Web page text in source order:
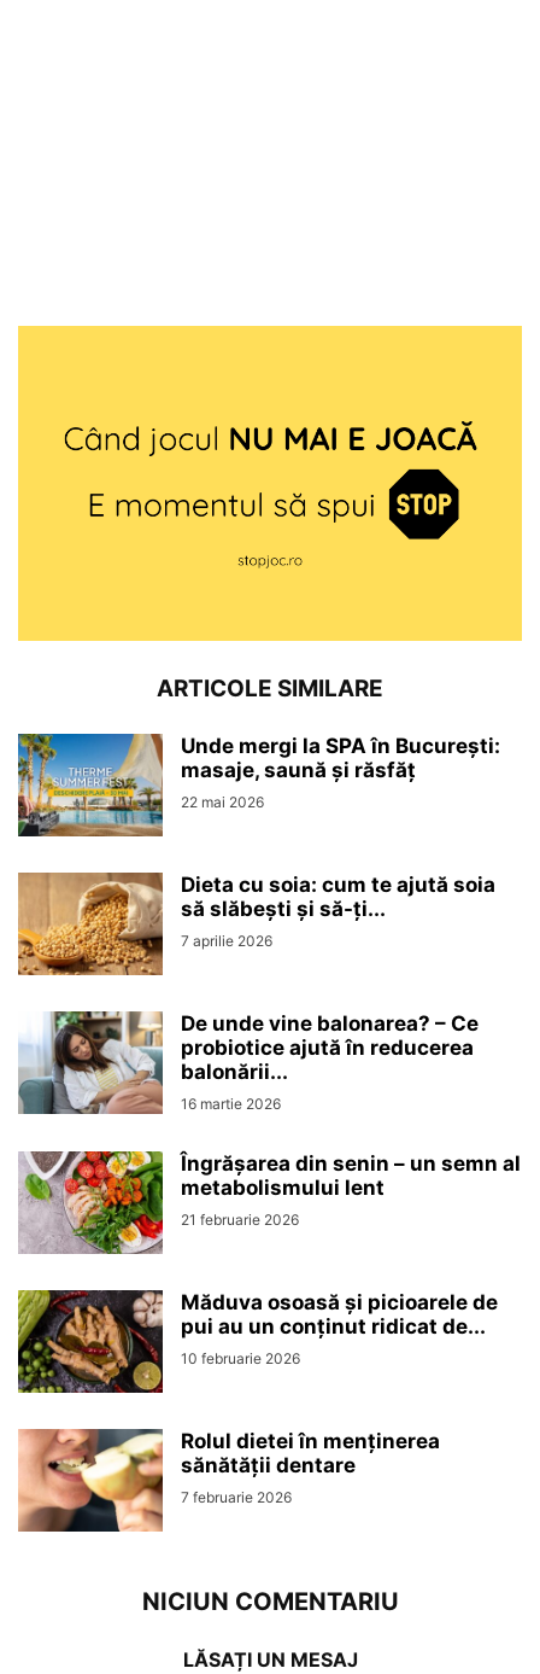
ARTICOLE SIMILARE
Unde mergi la SPA în București:
masaje, saună și răsfăț
22 mai 2026
Dieta cu soia: cum te ajută soia
să slăbești și să-ți...
7 aprilie 2026
De unde vine balonarea? – Ce
probiotice ajută în reducerea
balonării...
16 martie 2026
Îngrășarea din senin – un semn al
metabolismului lent
21 februarie 2026
Măduva osoasă și picioarele de
pui au un conținut ridicat de...
10 februarie 2026
Rolul dietei în menținerea
sănătății dentare
7 februarie 2026
NICIUN COMENTARIU
LĂSAȚI UN MESAJ